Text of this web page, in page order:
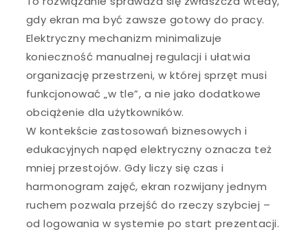
gdy ekran ma być zawsze gotowy do pracy.
Elektryczny mechanizm minimalizuje
konieczność manualnej regulacji i ułatwia
organizację przestrzeni, w której sprzęt musi
funkcjonować „w tle”, a nie jako dodatkowe
obciążenie dla użytkowników.
W kontekście zastosowań biznesowych i
edukacyjnych napęd elektryczny oznacza też
mniej przestojów. Gdy liczy się czas i
harmonogram zajęć, ekran rozwijany jednym
ruchem pozwala przejść do rzeczy szybciej –
od logowania w systemie po start prezentacji.